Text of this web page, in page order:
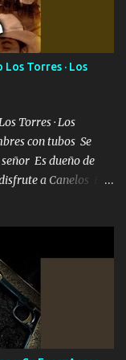
lo entenderías en
tiene Una me está
vaya a verla y que
las saque a
que llenar Se
Torres · Los
Torres · Los
con tubos Se
Es dueño de
a Canelos Es
por eso hay
los deberes
tengo gente
7 arreglan
NOS HACE
FUE UN